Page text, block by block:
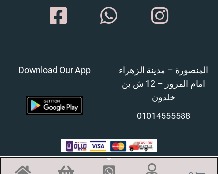
Download Our App
المنصورة – مدينة الزهراء
امام المرور – 12 ش بن
خلدون
01014555588